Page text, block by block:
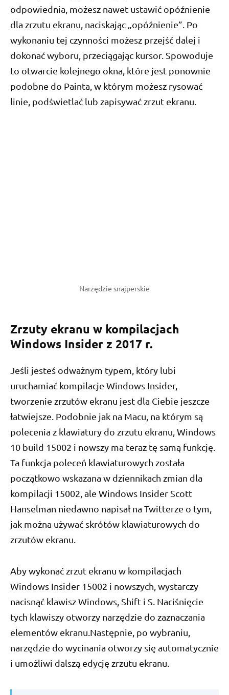
odpowiednia, możesz nawet ustawić opóźnienie
dla zrzutu ekranu, naciskając „opóźnienie”. Po
wykonaniu tej czynności możesz przejść dalej i
dokonać wyboru, przeciągając kursor. Spowoduje
to otwarcie kolejnego okna, które jest ponownie
podobne do Painta, w którym możesz rysować
linie, podświetlać lub zapisywać zrzut ekranu.
Narzędzie snajperskie
Zrzuty ekranu w kompilacjach
Windows Insider z 2017 r.
Jeśli jesteś odważnym typem, który lubi
uruchamiać kompilacje Windows Insider,
tworzenie zrzutów ekranu jest dla Ciebie jeszcze
łatwiejsze. Podobnie jak na Macu, na którym są
polecenia z klawiatury do zrzutu ekranu, Windows
10 build 15002 i nowszy ma teraz tę samą funkcję.
Ta funkcja poleceń klawiaturowych została
początkowo wskazana w dziennikach zmian dla
kompilacji 15002, ale Windows Insider Scott
Hanselman niedawno napisał na Twitterze o tym,
jak można używać skrótów klawiaturowych do
zrzutów ekranu.
Aby wykonać zrzut ekranu w kompilacjach
Windows Insider 15002 i nowszych, wystarczy
nacisnąć klawisz Windows, Shift i S. Naciśnięcie
tych klawiszy otworzy narzędzie do zaznaczania
elementów ekranu.Następnie, po wybraniu,
narzędzie do wycinania otworzy się automatycznie
i umożliwi dalszą edycję zrzutu ekranu.